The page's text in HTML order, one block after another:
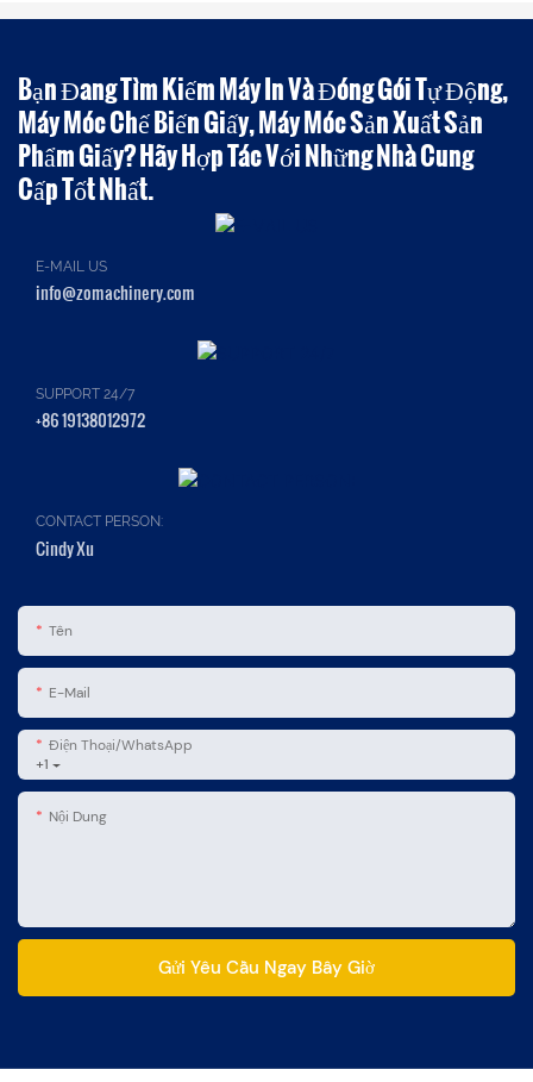
Bạn Đang Tìm Kiếm Máy In Và Đóng Gói Tự Động,
Máy Móc Chế Biến Giấy, Máy Móc Sản Xuất Sản
Phẩm Giấy? Hãy Hợp Tác Với Những Nhà Cung
Cấp Tốt Nhất.
E-MAIL US
info@zomachinery.com
SUPPORT 24/7
+86 19138012972
CONTACT PERSON:
Cindy Xu
Tên
E-Mail
+1
Điện Thoại/WhatsApp
Nội Dung
Gửi Yêu Cầu Ngay Bây Giờ